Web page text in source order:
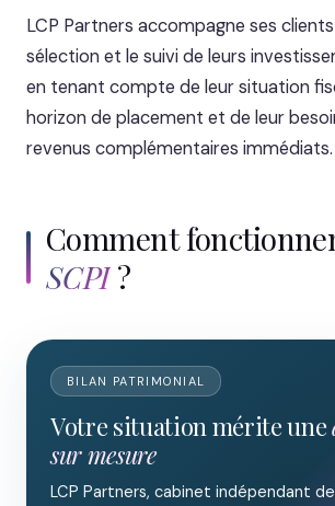
LCP Partners accompagne ses
sélection et le suivi de leurs
en tenant compte de leur situation
horizon de placement et de leur
revenus complémentaires immédiats.
Comment
SCPI?
BILAN PATRIMONIAL
Votre situation mérite une
sur mesure
LCP Partners, cabinet indépendant